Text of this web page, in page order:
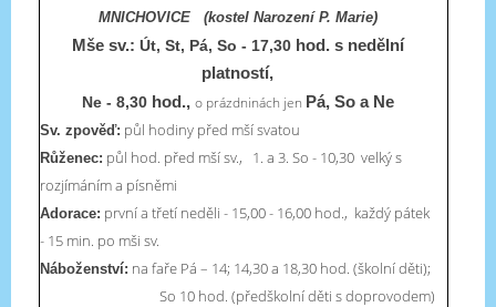
MNICHOVICE (kostel Narození P. Marie)
Mše sv.: Út, St, Pá, So - 17,30 hod. s nedělní
platností,
Ne - 8,30 hod., o prázdninách jen Pá, So a Ne
Sv. zpověď: půl hodiny před mší svatou
Růženec: půl hod. před mší sv., 1. a 3. So - 10,30 velký s
rozjímáním a písněmi
Adorace: první a třetí neděli - 15,00 - 16,00 hod., každý pátek
- 15 min. po mši sv.
Náboženství: na faře Pá – 14; 14,30 a 18,30 hod. (školní děti);
So 10 hod. (předškolní děti s doprovodem)